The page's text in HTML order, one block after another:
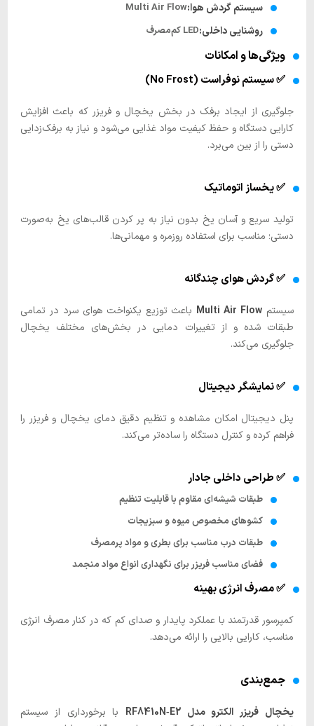
سیستم گردش هوا:Multi Air Flow
روشنایی داخلی:LED کم‌مصرف
ویژگی‌ها و امکانات
✅ سیستم نوفراست (No Frost)
جلوگیری از ایجاد برفک در بخش یخچال و فریزر که باعث افزایش
کارایی دستگاه و حفظ کیفیت مواد غذایی می‌شود و نیاز به برفک‌زدایی
دستی را از بین می‌برد.
✅ یخساز اتوماتیک
تولید سریع و آسان یخ بدون نیاز به پر کردن قالب‌های یخ به‌صورت
دستی؛ مناسب برای استفاده روزمره و مهمانی‌ها.
✅ گردش هوای چندگانه
سیستمMulti Air Flow باعث توزیع یکنواخت هوای سرد در تمامی
طبقات شده و از تغییرات دمایی در بخش‌های مختلف یخچال
جلوگیری می‌کند.
✅ نمایشگر دیجیتال
پنل دیجیتال امکان مشاهده و تنظیم دقیق دمای یخچال و فریزر را
فراهم کرده و کنترل دستگاه را ساده‌تر می‌کند.
✅ طراحی داخلی جادار
طبقات شیشه‌ای مقاوم با قابلیت تنظیم
کشوهای مخصوص میوه و سبزیجات
طبقات درب مناسب برای بطری و مواد پرمصرف
فضای مناسب فریزر برای نگهداری انواع مواد منجمد
✅ مصرف انرژی بهینه
کمپرسور قدرتمند با عملکرد پایدار و صدای کم که در کنار مصرف انرژی
مناسب، کارایی بالایی را ارائه می‌دهد.
جمع‌بندی
یخچال فریزر الکترو مدل RF8410N‑E2
با برخورداری از سیستم